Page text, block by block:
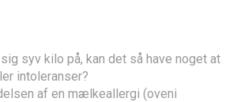
syv kilo på, kan det så have noget at
intoleranser?
af en mælkeallergi (oveni